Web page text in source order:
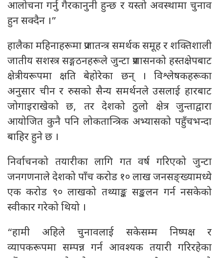
आलोचना गर्नु गैरकानुनी हुन्छ र यस्तो अवस्थामा चुनाव
हुन सक्दैन ।”
हालैका महिनाहरूमा प्रजातन्त्र समर्थक समूह र शक्तिशाली
जातीय सशस्त्र सङ्गठनहरूले जुन्टा प्रशासनको हस्तक्षेपबाट
क्षेत्रीयरूपमा क्षति बेहोरेका छन् । विश्लेषकहरूका
अनुसार चीन र रुसको सैन्य समर्थनले उसलाई हारबाट
जोगाइराखेको छ, तर देशको ठुलो क्षेत्र जुन्ताद्वारा
आयोजित कुनै पनि लोकतान्त्रिक अभ्यासको पहुँचभन्दा
बाहिर हुने छ ।
निर्वाचनको तयारीका लागि गत वर्ष गरिएको जुन्टा
जनगणनाले देशको पाँच करोड १० लाख जनसङ्ख्यामध्ये
एक करोड ९० लाखको तथ्याङ्क सङ्कलन गर्न नसकेको
स्वीकार गरेको थियो ।
“हामी अहिले चुनावलाई सकेसम्म निष्पक्ष र
व्यापकरूपमा सम्पन्न गर्न आवश्यक तयारी गरिरहेका